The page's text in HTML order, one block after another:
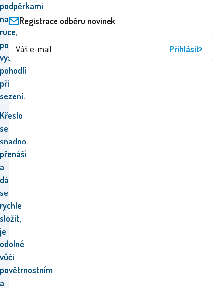
podpěrkami
na
ruce,
poskytují
vysoké
pohodlí
při
sezení.
Křeslo
se
snadno
přenáší
a
dá
se
rychle
složit,
je
odolné
vůči
povětrnostním
a
Registrace odběru novinek
Přihlásit